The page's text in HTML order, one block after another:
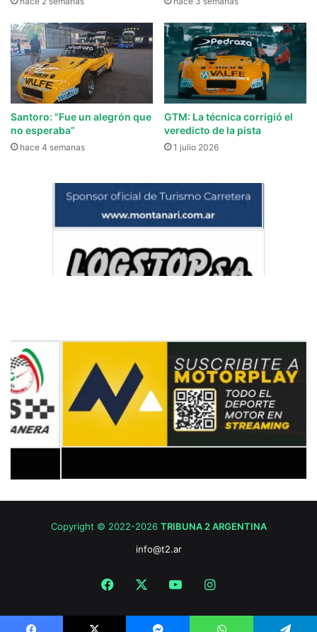
Santoro: “Fue un alegrón que
no esperaba”
hace 4 semanas
GTM: La técnica corrigió el
veredicto de la pista
1 julio 2026
Copyright © 2022-2026 TRIBUNA 2 ARGENTINA
info@t2.ar
Facebook YouTubeInstagram